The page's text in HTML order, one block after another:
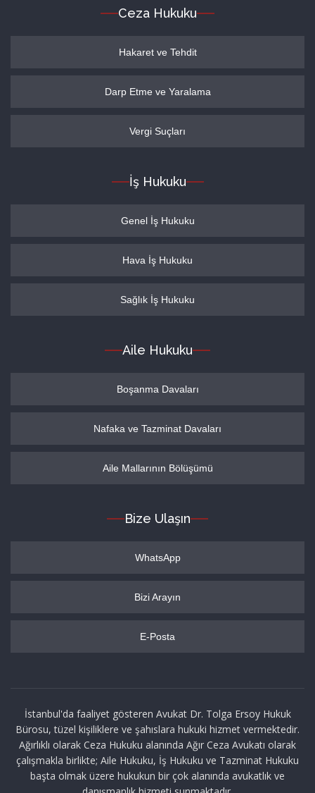
Ceza Hukuku
Hakaret ve Tehdit
Darp Etme ve Yaralama
Vergi Suçları
İş Hukuku
Genel İş Hukuku
Hava İş Hukuku
Sağlık İş Hukuku
Aile Hukuku
Boşanma Davaları
Nafaka ve Tazminat Davaları
Aile Mallarının Bölüşümü
Bize Ulaşın
WhatsApp
Bizi Arayın
E-Posta
İstanbul'da faaliyet gösteren Avukat Dr. Tolga Ersoy Hukuk
Bürosu, tüzel kişiliklere ve şahıslara hukuki hizmet vermektedir.
Ağırlıklı olarak Ceza Hukuku alanında Ağır Ceza Avukatı olarak
çalışmakla birlikte; Aile Hukuku, İş Hukuku ve Tazminat Hukuku
başta olmak üzere hukukun bir çok alanında avukatlık ve